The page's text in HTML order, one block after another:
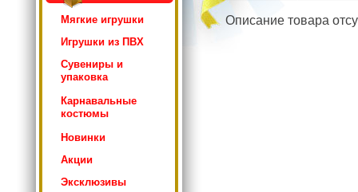
Мягкие игрушки
Игрушки из ПВХ
Сувениры и
упаковка
Карнавальные
костюмы
Новинки
Акции
Эксклюзивы
Описание товара